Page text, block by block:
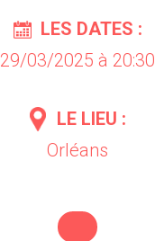
LES DATES :
29/03/2025 à 20:30
LE LIEU :
Orléans